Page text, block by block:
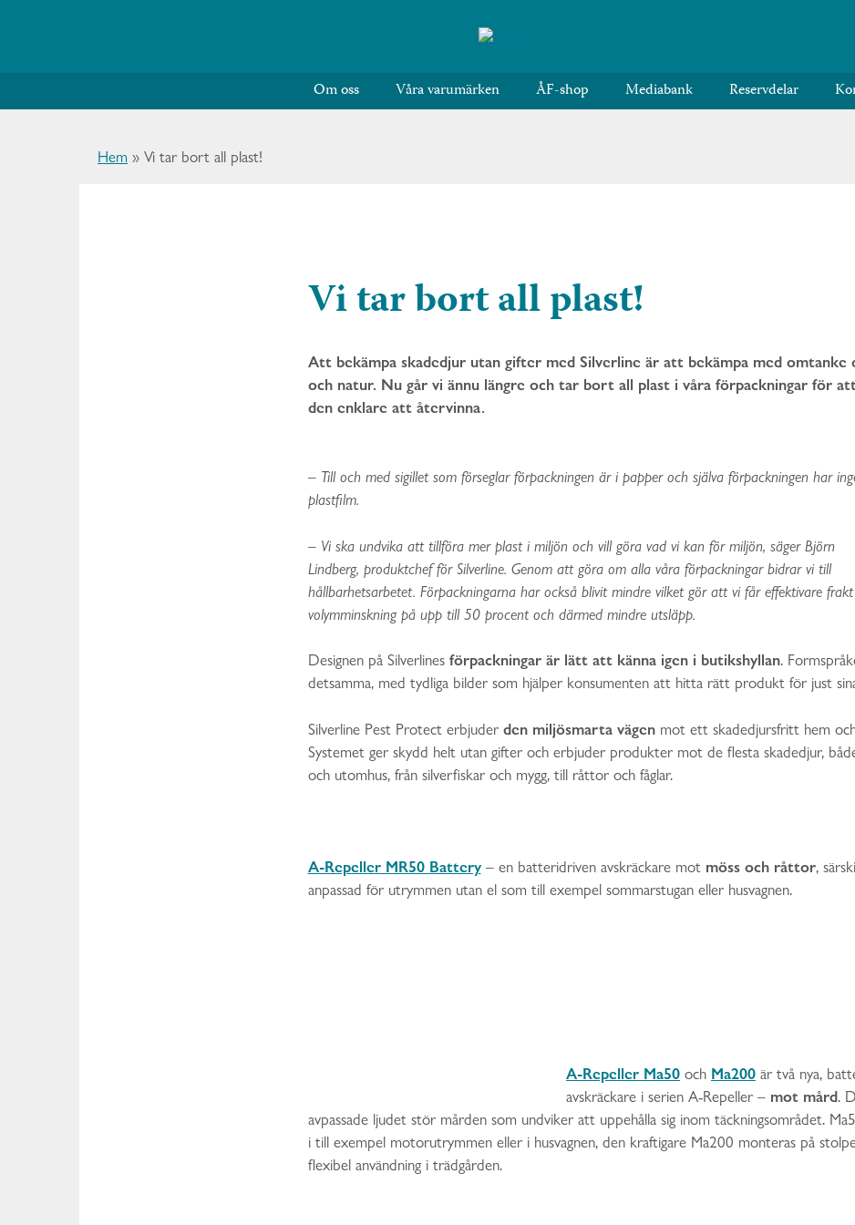
Om oss Våra varumärken ÅF-shop Mediabank Reservdelar
Hem » Vi tar bort all plast!
Vi tar bort all plast!
Att bekämpa skadedjur utan gifter med Silverline är att bekämpa med omtanke
och natur. Nu går vi ännu längre och tar bort all plast i våra förpackningar för
den enklare att återvinna.
– Till och med sigillet som förseglar förpackningen är i papper och själva förpackningen har
plastfilm.
– Vi ska undvika att tillföra mer plast i miljön och vill göra vad vi kan för miljön, säger Björn
Lindberg, produktchef för Silverline. Genom att göra om alla våra förpackningar bidrar vi till
hållbarhetsarbetet. Förpackningarna har också blivit mindre vilket gör att vi får effektivare
volymminskning på upp till 50 procent och därmed mindre utsläpp.
Designen på Silverlines förpackningar är lätt att känna igen i butikshyllan.
detsamma, med tydliga bilder som hjälper konsumenten att hitta rätt produkt för just
Silverline Pest Protect erbjuder den miljösmarta vägenmot ett skadedjursfritt hem
Systemet ger skydd helt utan gifter och erbjuder produkter mot de flesta skadedjur,
och utomhus, från silverfiskar och mygg, till råttor och fåglar.
A-Repeller MR50 Battery– en batteridriven avskräckare mot möss och råttor,
anpassad för utrymmen utan el som till exempel sommarstugan eller husvagnen.
A-Repeller Ma50 och Ma200 är två nya,
avskräckare i serien A-Repeller – mot mård.
avpassade ljudet stör mården som undviker att uppehålla sig inom täckningsområdet.
i till exempel motorutrymmen eller i husvagnen, den kraftigare Ma200 monteras på
flexibel användning i trädgården.